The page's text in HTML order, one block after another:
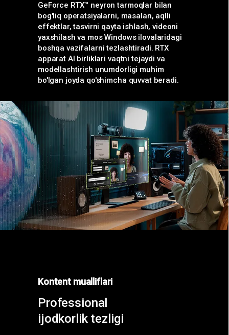
GeForce RTX™ neyron tarmoqlar bilan
bog'liq operatsiyalarni, masalan, aqlli
effektlar, tasvirni qayta ishlash, videoni
yaxshilash va mos Windows ilovalaridagi
boshqa vazifalarni tezlashtiradi. RTX
apparat AI birliklari vaqtni tejaydi va
modellashtirish unumdorligi muhim
bo'lgan joyda qo'shimcha quvvat beradi.
Kontent mualliflari
Professional
ijodkorlik tezligi